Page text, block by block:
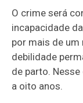
O crime será
incapacidade
por mais de um
debilidade
de parto.
a oito anos.